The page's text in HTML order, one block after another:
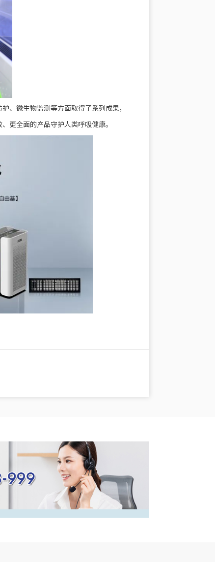
护、微生物监测等方面取得了系列成果，
更全面的产品守护人类呼吸健康。